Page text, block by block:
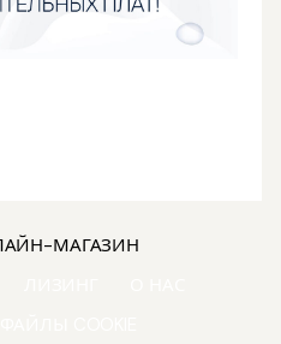
МАГАЗИН